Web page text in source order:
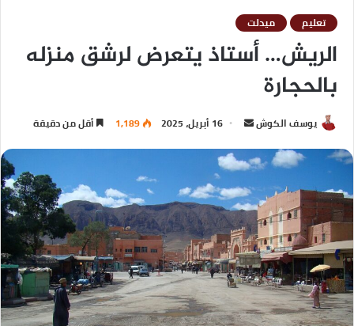
تعليم ميدلت
الريش… أستاذ يتعرض لرشق منزله
بالحجارة
يوسف الكوش 16 أبريل، 2025 1,189 أقل من دقيقة